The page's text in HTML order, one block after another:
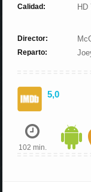
Calidad: HD
Director:
Reparto:
5,0
102 min.